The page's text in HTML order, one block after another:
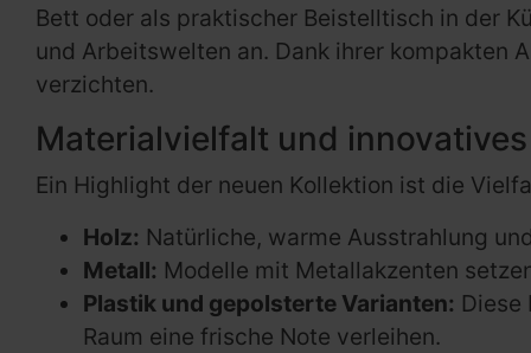
Bett oder als praktischer Beistelltisch in der
und Arbeitswelten an. Dank ihrer kompakten
verzichten.
Materialvielfalt und
Ein Highlight der neuen Kollektion ist die
Holz: Natürliche, warme Ausstrahlung
Metall: Modelle mit Metallakzenten
Plastik und gepolsterte Varianten: Diese
Raum eine frische Note verleihen.